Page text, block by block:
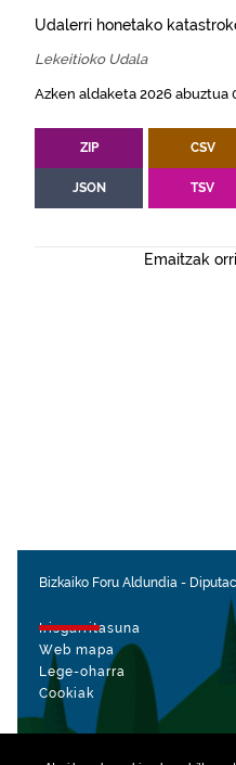
Udalerri honetako
Lekeitioko Udala
Azken aldaketa 2026 abuztua
ZIP CSV
JSON TSV
Emaitzak
Bizkaiko Foru Aldundia -
Irisgarritasuna
Web mapa
Lege-oharra
Cookiak